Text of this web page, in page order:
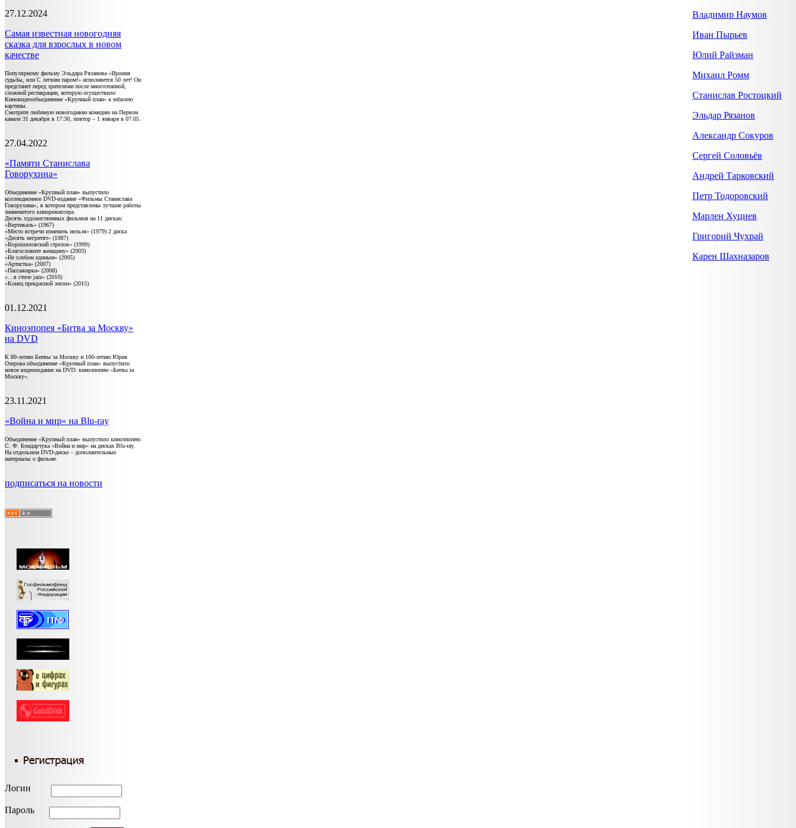
27.12.2024
Самая известная новогодняя
сказка для взрослых в новом
качестве
Популярному фильму Эльдара Рязанова «Ирония
судьбы, или С легким паром!» исполняется 50 лет! Он
предстанет перед зрителями после многоэтапной,
сложной реставрации, которую осуществило
Киновидеообъединение «Крупный план» к юбилею
картины.
Смотрите любимую новогоднюю комедию на Первом
канале 31 декабря в 17:30, повтор – 1 января в 07:05.
27.04.2022
«Памяти Станислава
Говорухина»
Объединение «Крупный план» выпустило
коллекционное DVD-издание «Фильмы Станислава
Говорухина», в котором представлены лучшие работы
знаменитого кинорежиссера.
Десять художественных фильмов на 11 дисках:
«Вертикаль» (1967)
«Место встречи изменить нельзя» (1979) 2 диска
«Десять негритят» (1987)
«Ворошиловский стрелок» (1999)
«Благословите женщину» (2003)
«Не хлебом единым» (2005)
«Артистка» (2007)
«Пассажирка» (2008)
«…в стиле jazz» (2010)
«Конец прекрасной эпохи» (2015)
01.12.2021
Киноэпопея «Битва за Москву»
на DVD
К 80-летию Битвы за Москву и 100-летию Юрия
Озерова объединение «Крупный план» выпустило
новое видеоиздание на DVD: киноэпопею «Битва за
Москву».
23.11.2021
«Война и мир» на Blu-ray
Объединение «Крупный план» выпустило киноэпопею
С. Ф. Бондарчука «Война и мир» на дисках Blu-ray.
На отдельном DVD-диске – дополнительные
материалы о фильме.
подписаться на новости
Логин
Пароль
Владимир Наумов
Иван Пырьев
Юлий Райзман
Михаил Ромм
Станислав Ростоцкий
Эльдар Рязанов
Александр Сокуров
Сергей Соловьёв
Андрей Тарковский
Петр Тодоровский
Марлен Хуциев
Григорий Чухрай
Карен Шахназаров